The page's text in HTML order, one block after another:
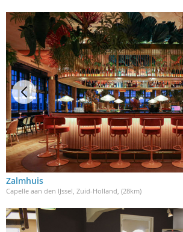
Zalmhuis
Capelle aan den IJssel, Zuid-Holland, (28km)